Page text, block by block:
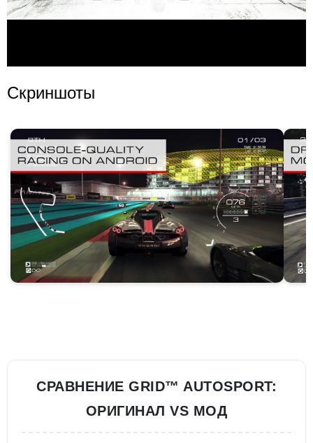
Скриншоты
СРАВНЕНИЕ GRID™ AUTOSPORT:
ОРИГИНАЛ VS МОД